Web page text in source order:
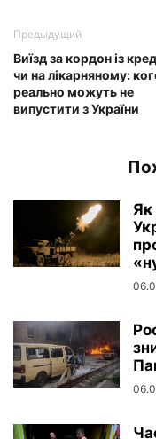
Предыдущий
Виїзд за кордон із
чи на лікарняному:
реально можуть не
випустити з України
Як